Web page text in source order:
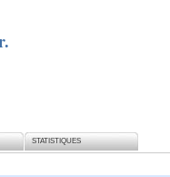
STATISTIQUES